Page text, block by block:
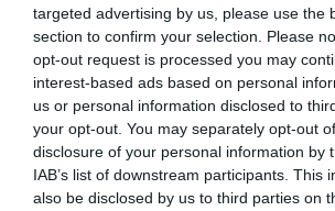
targeted advertising by us, please use the
section to confirm your selection. Please
opt-out request is processed you may
interest-based ads based on personal
us or personal information disclosed to
your opt-out. You may separately opt-out
disclosure of your personal information by
IAB’s list of downstream participants. This
also be disclosed by us to third parties on
Appel aux lecteurs !
Soutenez Air Journal
développement !
NOUS SOUTENIR